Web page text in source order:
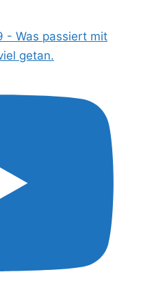
- Was passiert mit
getan.